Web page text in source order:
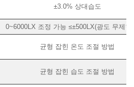
±3.0% 상대습도
0~6000LX 조정 가능 ≤±500LX(광도 무제한
균형 잡힌 온도 조절 방법
균형 잡힌 습도 조절 방법